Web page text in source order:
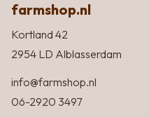
farmshop.nl
Kortland 42
2954 LD Alblasserdam
info@farmshop.nl
06-2920 3497